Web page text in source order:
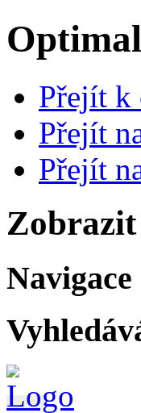
Přejít k
Přejít
Přejít
Navigace